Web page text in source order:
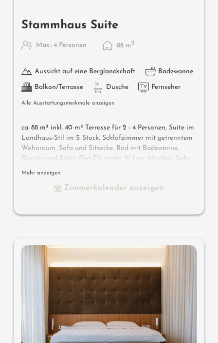
Stammhaus Suite
Max.: 4 Personen 88 m2
Aussicht auf eine Berglandschaft Badewanne
Balkon/Terrasse Dusche Fernseher
Alle Ausstattungsmerkmale anzeigen
ca. 88 m² inkl. 40 m² Terrasse für 2 - 4 Personen, Suite im
Landhaus-Stil im 5. Stock, Schlafzimmer mit getrenntem
Wohnraum, Sofa und Sitzecke, Bad mit Badewanne,
Dusche und Bidet, Flat-TV, gratis W-Lan, Minibar, Safe,
Südterrasse 40m² mit Panorama-Bio- & Finnische Sauna,
Wissenswertes: Klimaanlage, Naturholzboden und
Mehr anzeigen
Zimmerkalender anzeigen